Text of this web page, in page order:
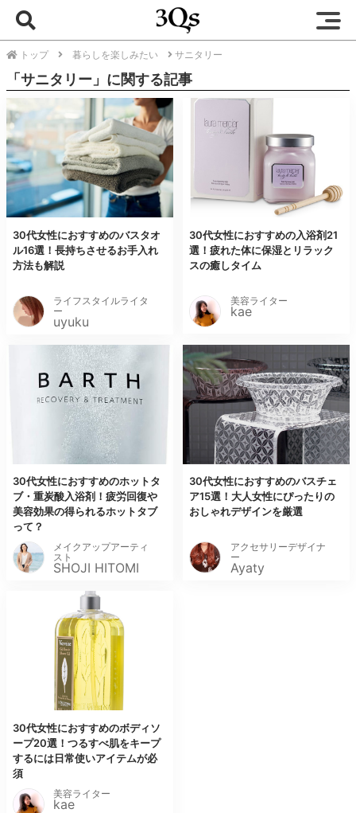
トップ 暮らしを楽しみたい サニタリー
「サニタリー」に関する記事
30代女性におすすめのバスタオ
ル16選！長持ちさせるお手入れ
方法も解説
ライフスタイルライタ
ー
uyuku
30代女性におすすめの入浴剤21
選！疲れた体に保湿とリラック
スの癒しタイム
美容ライター
kae
30代女性におすすめのホットタ
ブ・重炭酸入浴剤！疲労回復や
美容効果の得られるホットタブ
って？
メイクアップアーティ
スト
SHOJI HITOMI
30代女性におすすめのバスチェ
ア15選！大人女性にぴったりの
おしゃれデザインを厳選
アクセサリーデザイナ
ー
Ayaty
30代女性におすすめのボディソ
ープ20選！つるすべ肌をキープ
するには日常使いアイテムが必
須
美容ライター
kae